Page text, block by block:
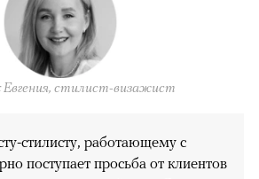
Евгения, стилист-визажист
стилисту, работающему с
поступает просьба от клиентов